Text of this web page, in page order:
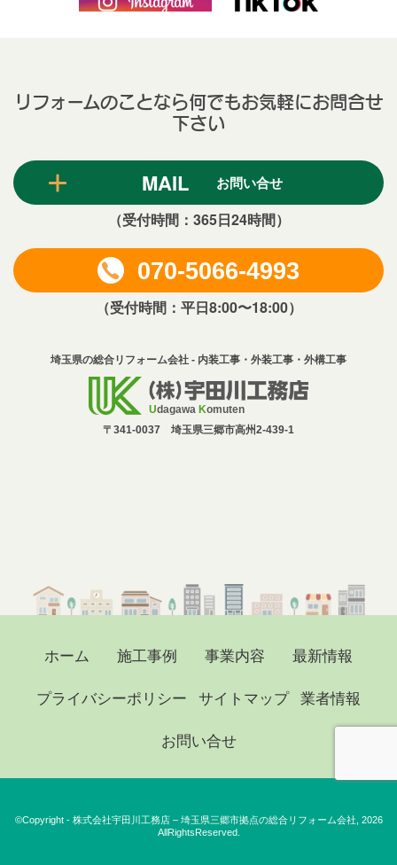
リフォームのことなら何でもお気軽にお問合せ
下さい
MAIL お問い合せ
（受付時間：365日24時間）
070-5066-4993
（受付時間：平日8:00〜18:00）
埼玉県の総合リフォーム会社 - 内装工事・外装工事・外構工事
Udagawa Komuten
〒341-0037 埼玉県三郷市高州2-439-1
ホーム 施工事例 事業内容 最新情報
プライバシーポリシー サイトマップ 業者情報
お問い合せ
©Copyright - 株式会社宇田川工務店 – 埼玉県三郷市拠点の総合リフォーム会社, 2026
AllRightsReserved.